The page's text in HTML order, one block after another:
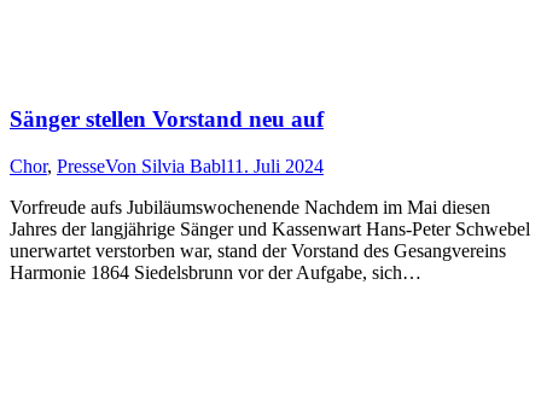
Sänger stellen Vorstand neu auf
Chor, PresseVon Silvia Babl11. Juli 2024
Vorfreude aufs Jubiläumswochenende Nachdem im Mai diesen
Jahres der langjährige Sänger und Kassenwart Hans-Peter Schwebel
unerwartet verstorben war, stand der Vorstand des Gesangvereins
Harmonie 1864 Siedelsbrunn vor der Aufgabe, sich…